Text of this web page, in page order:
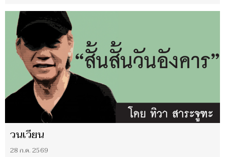
วนเวียน
28 ก.ค. 2569